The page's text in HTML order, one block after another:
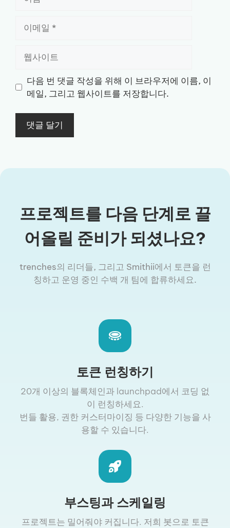
트
다음 번 댓글 작성을 위해 이 브라우저에 이름, 이
메일, 그리고 웹사이트를 저장합니다.
프로젝트를 다음 단계로 끌
어올릴 준비가 되셨나요?
trenches의 리더들, 그리고 Smithii에서 토큰을 런
칭하고 운영 중인 수백 개 팀에 합류하세요.
토큰 런칭하기
20개 이상의 블록체인과 launchpad에서 코딩 없
이 런칭하세요.
번들 활용, 권한 커스터마이징 등 다양한 기능을 사
용할 수 있습니다.
부스팅과 스케일링
프로젝트는 밀어줘야 커집니다. 저희 봇으로 토큰